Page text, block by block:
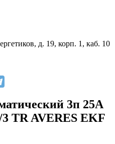
д. 19, корп. 1, каб. 10
3п 25А
TR AVERES EKF